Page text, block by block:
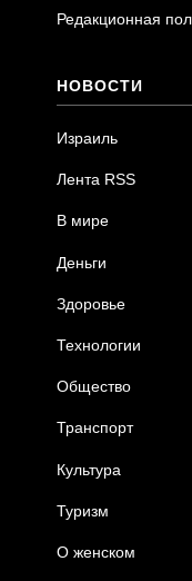
Редакционная
НОВОСТИ
Израиль
Лента RSS
В мире
Деньги
Здоровье
Технологии
Общество
Транспорт
Культура
Туризм
О женском